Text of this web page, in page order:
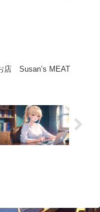
店 Susan’s MEAT